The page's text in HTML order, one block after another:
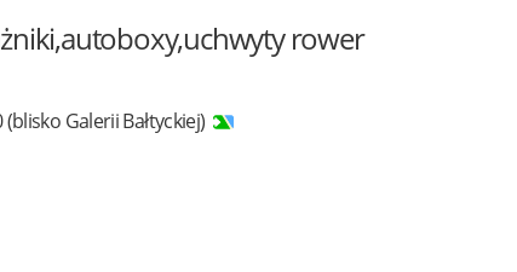
rower
(blisko Galerii Bałtyckiej)